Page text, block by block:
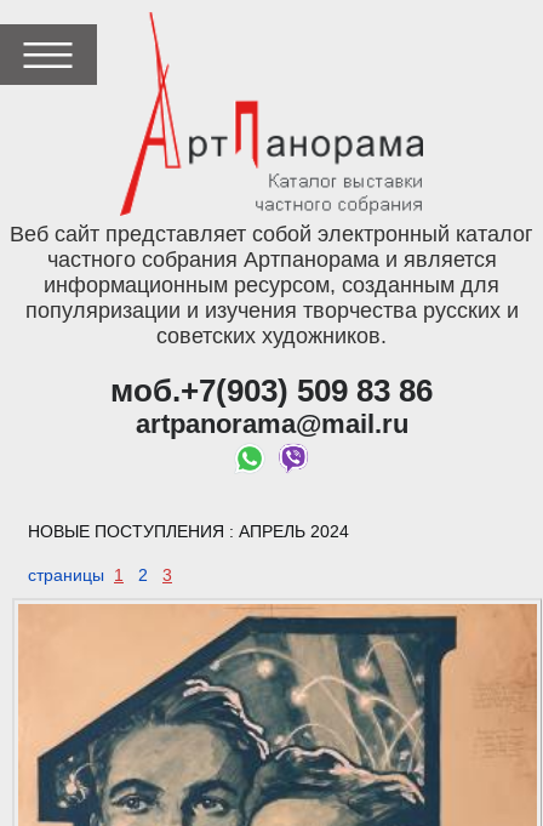
Веб сайт представляет собой электронный каталог
частного собрания Артпанорама и является
информационным ресурсом, созданным для
популяризации и изучения творчества русских и
советских художников.
моб.+7(903) 509 83 86
artpanorama@mail.ru
НОВЫЕ ПОСТУПЛЕНИЯ : АПРЕЛЬ 2024
страницы 1 2 3